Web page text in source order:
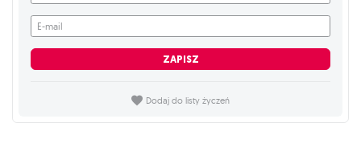
E-mail
ZAPISZ
Dodaj do listy życzeń